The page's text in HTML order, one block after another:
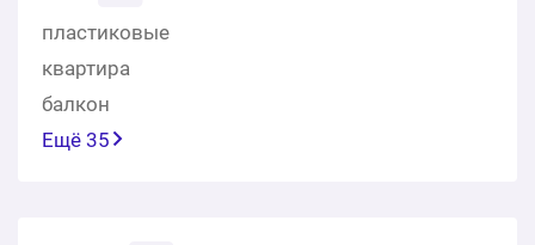
пластиковые
квартира
балкон
Ещё 35